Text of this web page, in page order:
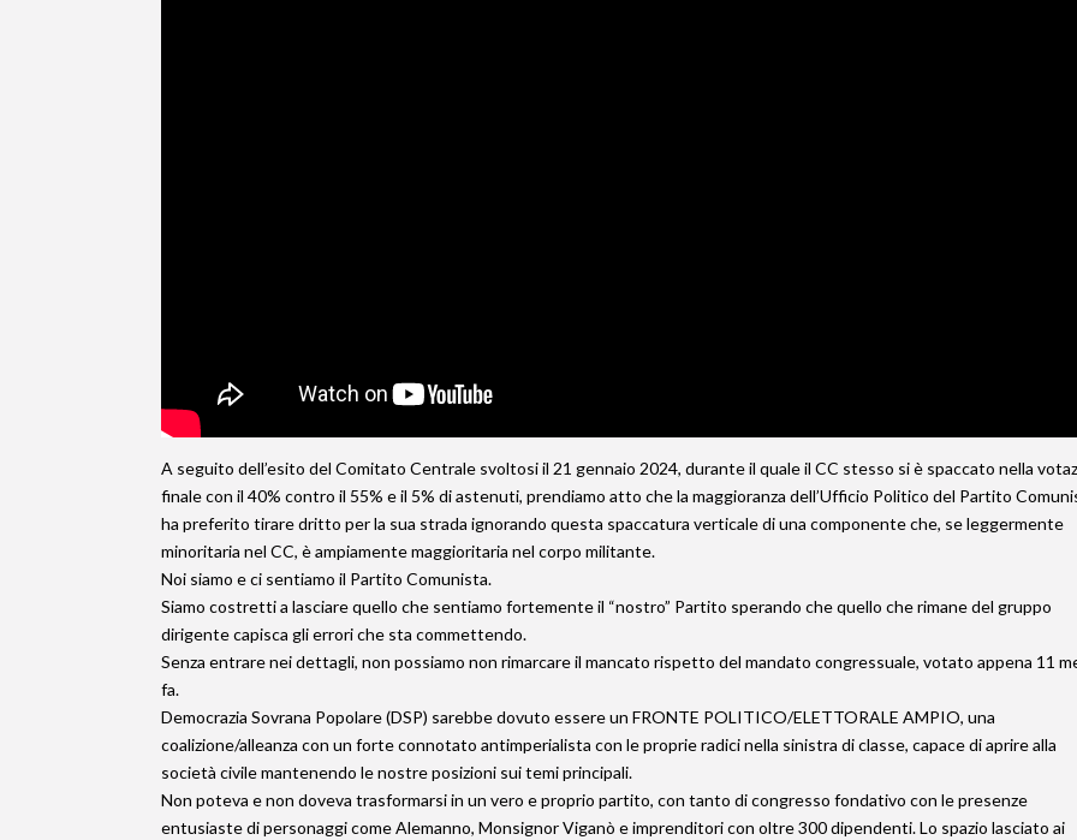
A seguito dell’esito del Comitato Centrale svoltosi il 21 gennaio 2024, durante il quale il CC stesso si è spaccato nella
finale con il 40% contro il 55% e il 5% di astenuti, prendiamo atto che la maggioranza dell’Ufficio Politico del Partito
ha preferito tirare dritto per la sua strada ignorando questa spaccatura verticale di una componente che, se leggermente
minoritaria nel CC, è ampiamente maggioritaria nel corpo militante.
Noi siamo e ci sentiamo il Partito Comunista.
Siamo costretti a lasciare quello che sentiamo fortemente il “nostro” Partito sperando che quello che rimane del gruppo
dirigente capisca gli errori che sta commettendo.
Senza entrare nei dettagli, non possiamo non rimarcare il mancato rispetto del mandato congressuale, votato appena 11
fa.
Democrazia Sovrana Popolare (DSP) sarebbe dovuto essere un FRONTE POLITICO/ELETTORALE AMPIO, una
coalizione/alleanza con un forte connotato antimperialista con le proprie radici nella sinistra di classe, capace di aprire alla
società civile mantenendo le nostre posizioni sui temi principali.
Non poteva e non doveva trasformarsi in un vero e proprio partito, con tanto di congresso fondativo con le presenze
entusiaste di personaggi come Alemanno, Monsignor Viganò e imprenditori con oltre 300 dipendenti. Lo spazio lasciato ai